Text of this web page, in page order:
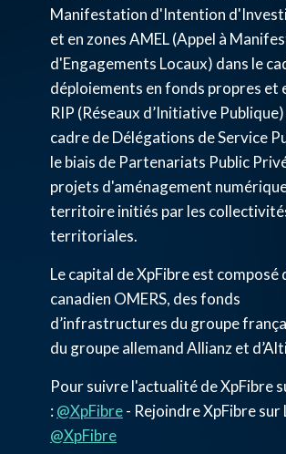
Manifestation d'Intention
et en zones AMEL (Appel à
d'Engagements Locaux) dans le
déploiements en fonds propres et
RIP (Réseaux d’Initiative
cadre de Délégations de Service
le biais de Partenariats Public
projets d'aménagement
territoire initiés par les
territoriales.
Le capital de XpFibre est composé
canadien OMERS, des fonds
d’infrastructures du groupe
du groupe allemand Allianz et
Pour suivre l'actualité de XpFibre
:@XpFibre- Rejoindre XpFibre sur
@XpFibre